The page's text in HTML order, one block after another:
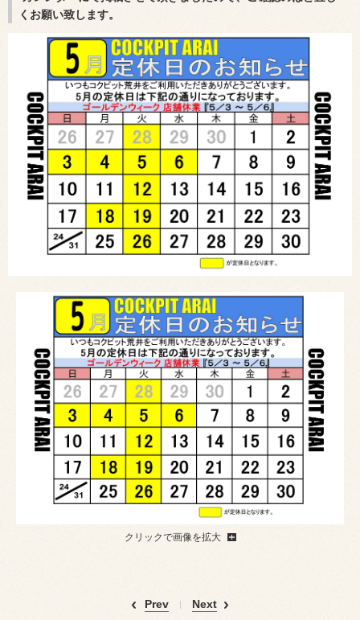
くお願い致します。
クリックで画像を拡大
Prev Next